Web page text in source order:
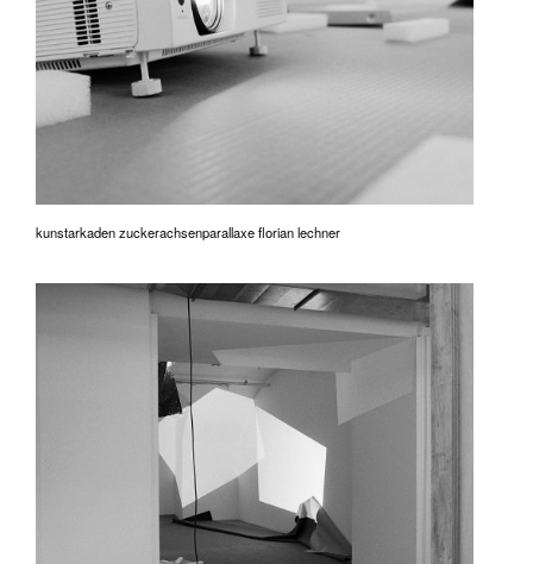
kunstarkaden zuckerachsenparallaxe florian lechner